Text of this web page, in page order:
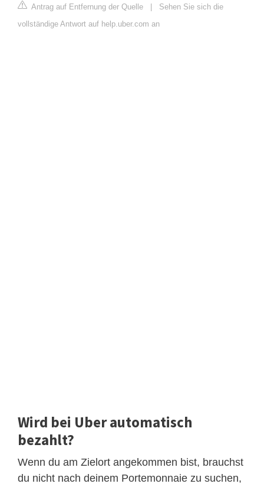
Antrag auf Entfernung der Quelle | Sehen Sie sich die
vollständige Antwort auf help.uber.com an
Wird bei Uber automatisch
bezahlt?
Wenn du am Zielort angekommen bist, brauchst
du nicht nach deinem Portemonnaie zu suchen,